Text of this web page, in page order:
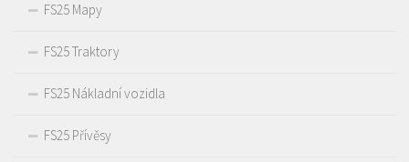
FS25 Mapy
FS25 Traktory
FS25 Nákladní vozidla
FS25 Přívěsy